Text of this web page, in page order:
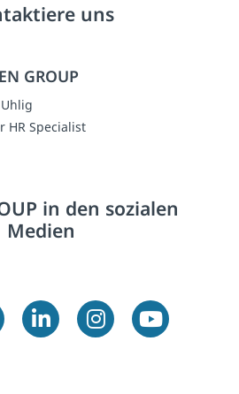
uns
GROUP
HR Specialist
in den sozialen
Medien